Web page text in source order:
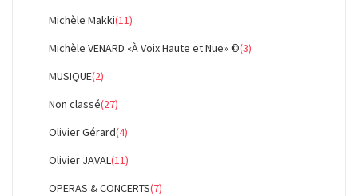
Michèle Makki(11)
Michèle VENARD «À Voix Haute et Nue» ©(3)
MUSIQUE(2)
Non classé(27)
Olivier Gérard(4)
Olivier JAVAL(11)
OPERAS & CONCERTS(7)